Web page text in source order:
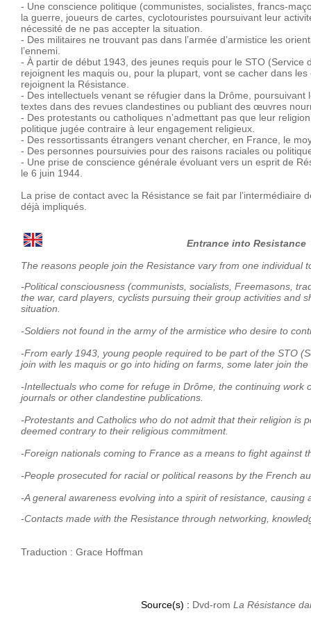
- Une conscience politique (communistes, socialistes, francs-
la guerre, joueurs de cartes, cyclotouristes poursuivant leur
nécessité de ne pas accepter la situation.
- Des militaires ne trouvant pas dans l’armée d’armistice les
l’ennemi.
- À partir de début 1943, des jeunes requis pour le STO (Service
rejoignent les maquis ou, pour la plupart, vont se cacher dans
rejoignent la Résistance.
- Des intellectuels venant se réfugier dans la Drôme, poursuivant
textes dans des revues clandestines ou publiant des œuvres
- Des protestants ou catholiques n’admettant pas que leur
politique jugée contraire à leur engagement religieux.
- Des ressortissants étrangers venant chercher, en France, le
- Des personnes poursuivies pour des raisons raciales ou
- Une prise de conscience générale évoluant vers un esprit de
le 6 juin 1944.
La prise de contact avec la Résistance se fait par
déjà impliqués.
Entrance into Resistance
The reasons people join the Resistance vary from one individual
-Political consciousness (communists, socialists, Freemasons,
the war, card players, cyclists pursuing their group activities and
situation.
-Soldiers not found in the army of the armistice who desire to
-From early 1943, young people required to be part of the STO
join with les maquis or go into hiding on farms, some later join the
-Intellectuals who come for refuge in Drôme, the continuing
journals or other clandestine publications.
-Protestants and Catholics who do not admit that their religion is
deemed contrary to their religious commitment.
-Foreign nationals coming to France as a means to fight against
-People prosecuted for racial or political reasons by the French
-A general awareness evolving into a spirit of resistance,
-Contacts made with the Resistance through networking,
Traduction : Grace Hoffman
Source(s) : Dvd-rom La Résistance